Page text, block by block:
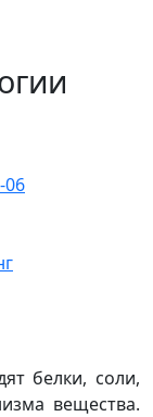
06
белки, соли,
вещества.